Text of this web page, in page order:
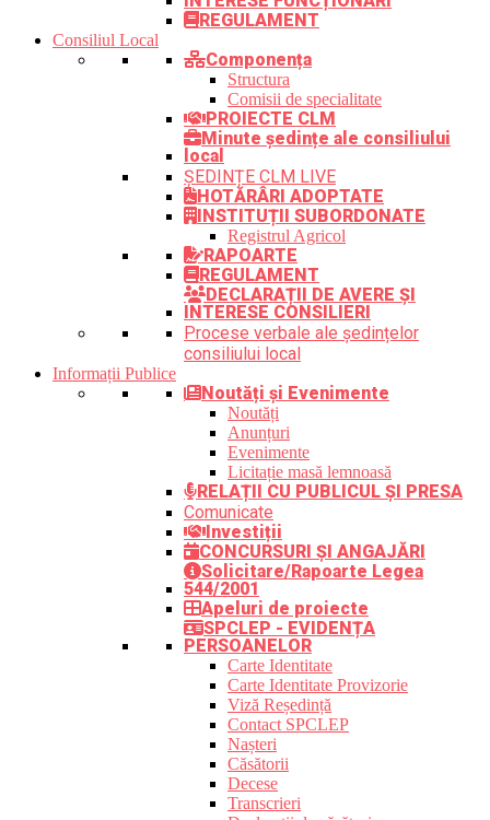
REGULAMENT
Consiliul Local
Componența
Structura
Comisii de specialitate
PROIECTE CLM
Minute ședințe ale consiliului
local
ȘEDINȚE CLM LIVE
HOTĂRÂRI ADOPTATE
INSTITUȚII SUBORDONATE
Registrul Agricol
RAPOARTE
REGULAMENT
DECLARAȚII DE AVERE ȘI
INTERESE CONSILIERI
Procese verbale ale ședințelor
consiliului local
Informații Publice
Noutăți și Evenimente
Noutăți
Anunțuri
Evenimente
Licitație masă lemnoasă
RELAȚII CU PUBLICUL ȘI PRESA
Comunicate
Investiții
CONCURSURI ȘI ANGAJĂRI
Solicitare/Rapoarte Legea
544/2001
Apeluri de proiecte
SPCLEP - EVIDENȚA
PERSOANELOR
Carte Identitate
Carte Identitate Provizorie
Viză Reședință
Contact SPCLEP
Nașteri
Căsătorii
Decese
Transcrieri